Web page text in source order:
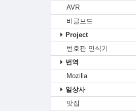
AVR
비글보드
Project
번호판 인식기
번역
Mozilla
일상사
맛집